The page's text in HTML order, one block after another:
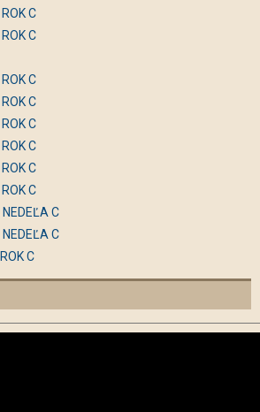
C
C
C
C
C
C
C
C
C
C
C